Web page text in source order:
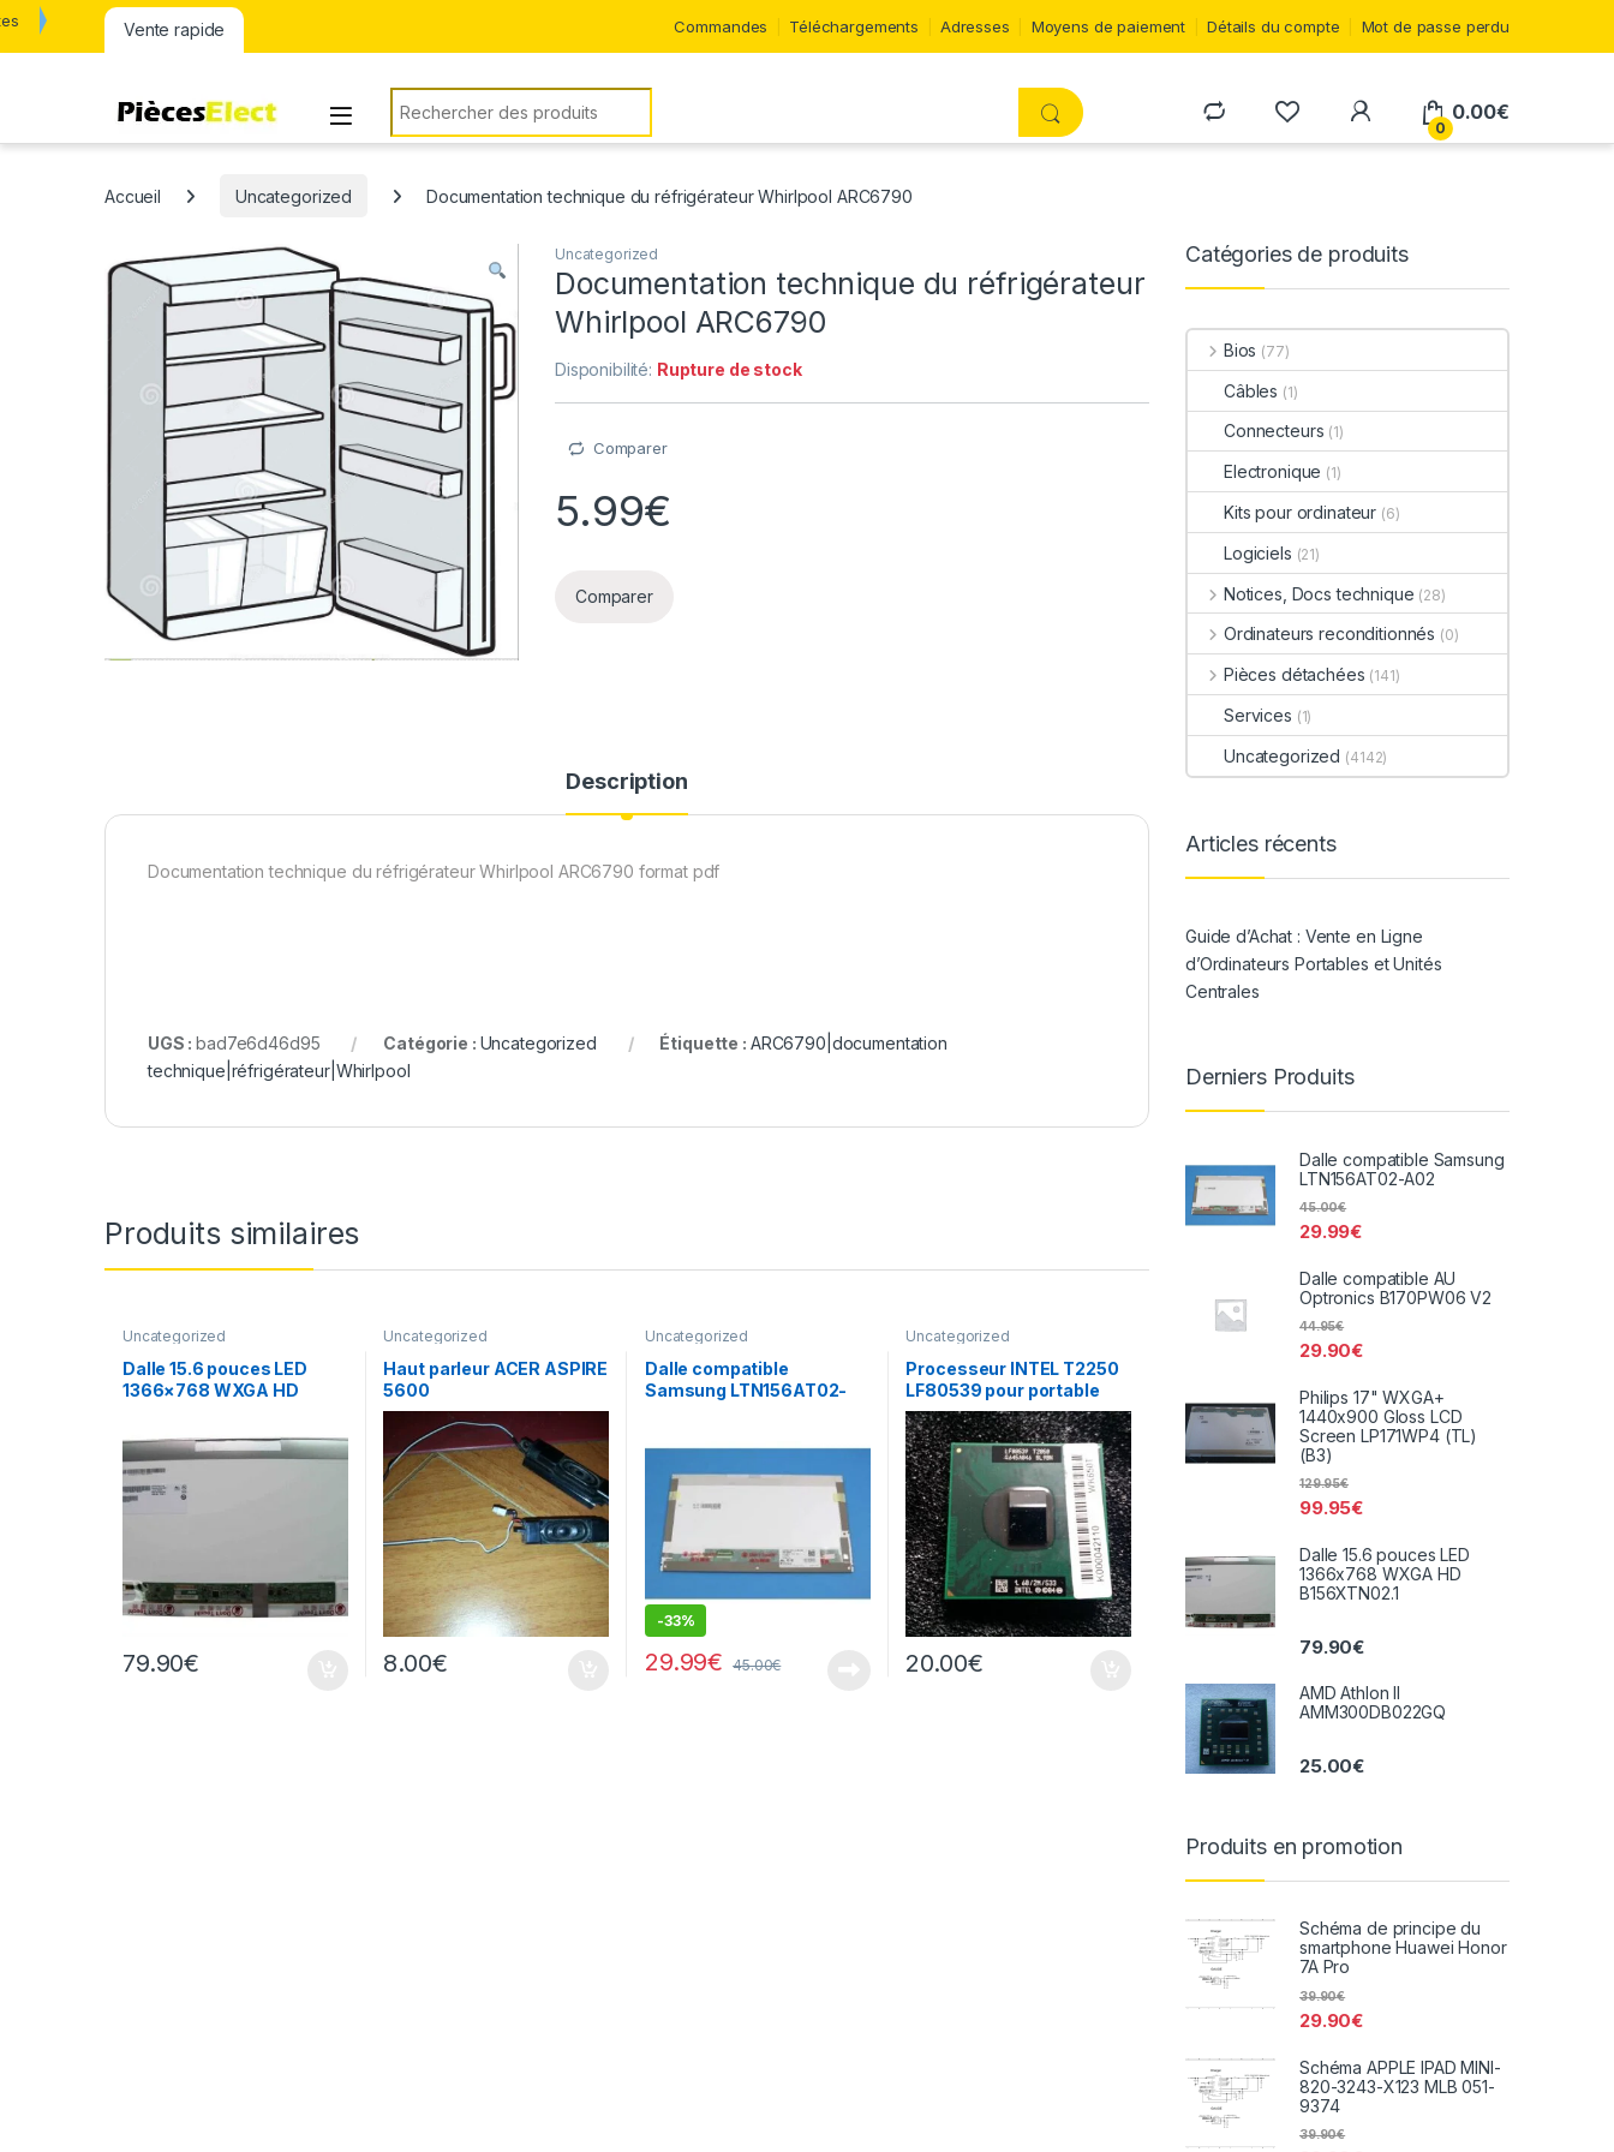
Vente rapide Commandes Téléchargements Adresses Moyens de paiement Détails du compte Mot de passe perdu
Rechercher:
0
0.00€
Accueil Uncategorized Documentation technique du réfrigérateur Whirlpool ARC6790
Uncategorized
Documentation technique du réfrigérateur
Whirlpool ARC6790
Disponibilité: Rupture de stock
Comparer
5.99€
Comparer
Description
Documentation technique du réfrigérateur Whirlpool ARC6790 format pdf
UGS :bad7e6d46d95 Catégorie : Uncategorized Étiquette : ARC6790|documentation
technique|réfrigérateur|Whirlpool
Produits similaires
Uncategorized
Dalle 15.6 pouces LED
1366×768 WXGA HD
79.90€
Uncategorized
Haut parleur ACER ASPIRE
5600
8.00€
Uncategorized
Dalle compatible
Samsung LTN156AT02-
-33%
29.99€ 45.00€
Uncategorized
Processeur INTEL T2250
LF80539 pour portable
20.00€
Catégories de produits
Bios (77)
Câbles (1)
Connecteurs (1)
Electronique (1)
Kits pour ordinateur (6)
Logiciels (21)
Notices, Docs technique (28)
Ordinateurs reconditionnés (0)
Pièces détachées (141)
Services (1)
Uncategorized (4142)
Articles récents
Guide d’Achat : Vente en Ligne
d’Ordinateurs Portables et Unités
Centrales
Derniers Produits
Dalle compatible Samsung
LTN156AT02-A02
29.99€
45.00€
Dalle compatible AU
Optronics B170PW06 V2
29.90€
44.95€
Philips 17" WXGA+
1440x900 Gloss LCD
Screen LP171WP4 (TL)
(B3)
99.95€
129.95€
Dalle 15.6 pouces LED
1366x768 WXGA HD
B156XTN02.1
79.90€
AMD Athlon II
AMM300DB022GQ
25.00€
Produits en promotion
Schéma de principe du
smartphone Huawei Honor
7A Pro
29.90€
39.90€
Schéma APPLE IPAD MINI-
820-3243-X123 MLB 051-
9374
39.90€